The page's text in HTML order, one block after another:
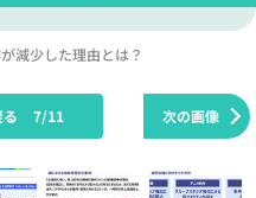
減少した理由とは？
次の画像
7/11